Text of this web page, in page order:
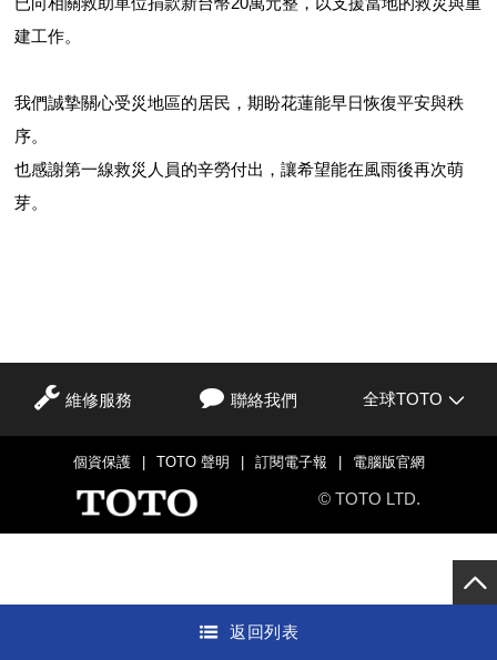
建工作。
我們誠摯關心受災地區的居民，期盼花蓮能早日恢復平安與秩
序。
也感謝第一線救災人員的辛勞付出，讓希望能在風雨後再次萌
芽。
返回列表
維修服務 聯絡我們 全球TOTO
個資保護 | TOTO 聲明 | 訂閱電子報 | 電腦版官網
© TOTO LTD.